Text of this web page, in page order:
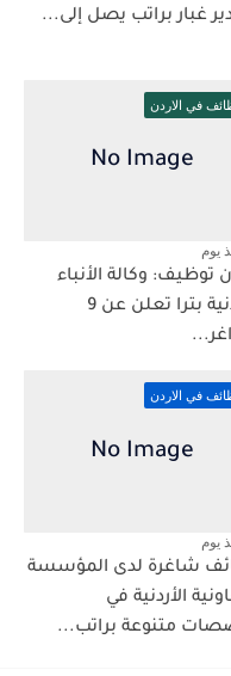
غبار براتب يصل إلى...
في الاردن
يوم
توظيف: وكالة الأنباء
الأردنية بترا تعلن عن 9
في الاردن
يوم
شاغرة لدى المؤسسة
الأردنية في
متنوعة براتب...